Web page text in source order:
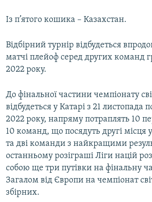
Із п’ятого кошика – Казахстан.
Відбірний турнір відбудеться
матчі плейоф серед других команд
2022 року.
До фінальної частини чемпіонату
відбудеться у Катарі з 21 листопада
2022 року, напряму потраплять 10
10 команд, що посядуть другі місця
та дві команди з найкращими
останньому розіграші Ліги націй
собою ще три путівки на фінальну
Загалом від Європи на чемпіонат
збірних.